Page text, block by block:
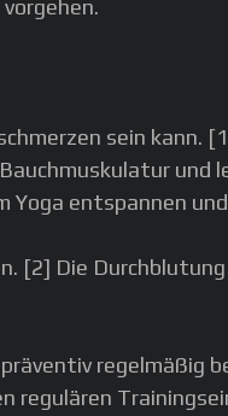
sein kann.
und
Yoga entspannen
[2] Die
regelmäßig
regulären